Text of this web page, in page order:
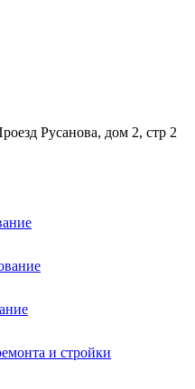
Русанова, дом 2, стр 2
и стройки